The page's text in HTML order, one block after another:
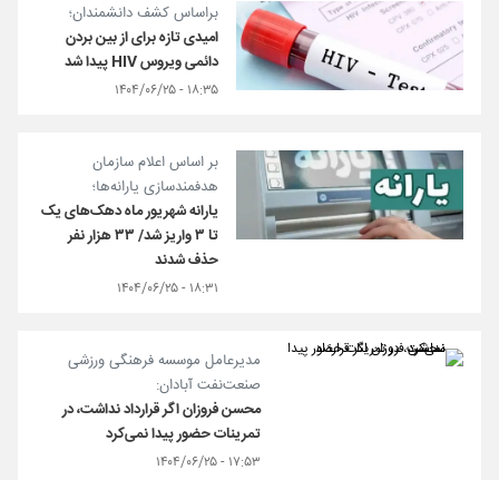
براساس کشف دانشمندان؛
امیدی تازه برای از بین بردن
دائمی ویروس HIV پیدا شد
۱۸:۳۵ - ۱۴۰۴/۰۶/۲۵
بر اساس اعلام سازمان
هدفمندسازی یارانه‌ها؛
یارانه شهریور ماه دهک‌های یک
تا ۳ واریز شد/ ۳۳ هزار نفر
حذف شدند
۱۸:۳۱ - ۱۴۰۴/۰۶/۲۵
مدیرعامل موسسه فرهنگی ورزشی
صنعت‌نفت آبادان:
محسن فروزان اگر قرارداد نداشت، در
تمرینات حضور پیدا نمی‌کرد
۱۷:۵۳ - ۱۴۰۴/۰۶/۲۵